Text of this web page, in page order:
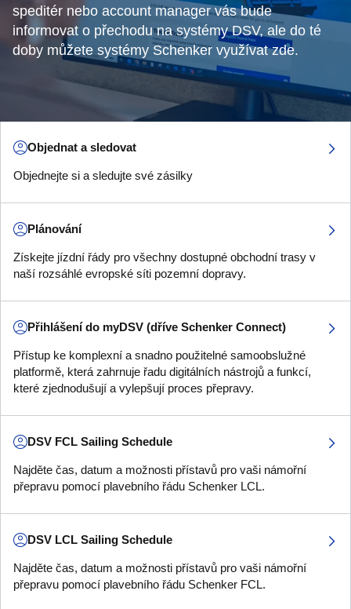
speditér nebo account manager vás bude
informovat o přechodu na systémy DSV, ale do té
doby můžete systémy Schenker využívat zde.
Objednat a sledovat
Objednejte si a sledujte své zásilky
Plánování
Získejte jízdní řády pro všechny dostupné obchodní trasy v
naší rozsáhlé evropské síti pozemní dopravy.
Přihlášení do myDSV (dříve Schenker Connect)
Přístup ke komplexní a snadno použitelné samoobslužné
platformě, která zahrnuje řadu digitálních nástrojů a funkcí,
které zjednodušují a vylepšují proces přepravy.
DSV FCL Sailing Schedule
Najděte čas, datum a možnosti přístavů pro vaši námořní
přepravu pomocí plavebního řádu Schenker LCL.
DSV LCL Sailing Schedule
Najděte čas, datum a možnosti přístavů pro vaši námořní
přepravu pomocí plavebního řádu Schenker FCL.